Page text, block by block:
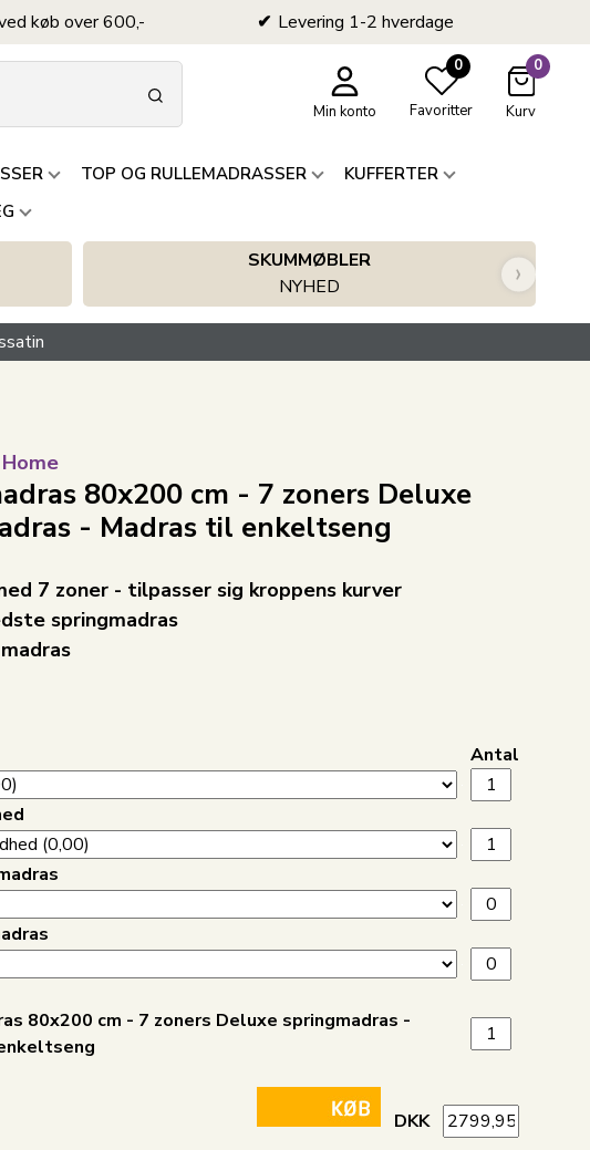
køb over 600,- Levering 1-2 hverdage
Min konto
0
Favoritter
0
Kurv
TOP OG RULLEMADRASSER
KUFFERTER
SKUMMØBLER
NYHED
›
80x200 cm - 7 zoners Deluxe
- Madras til enkeltseng
7 zoner - tilpasser sig kroppens kurver
springmadras
Antal
80x200 cm - 7 zoners Deluxe springmadras -
DKK